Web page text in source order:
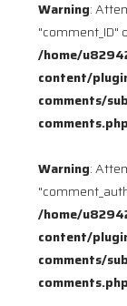
Warning:
"comment_ID"
/home/
content/
comments/
comments.php
Warning:
/home/
content/
comments/
comments.php